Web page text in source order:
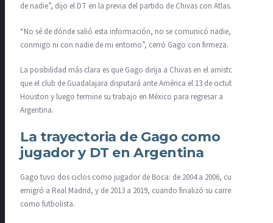
de nadie”, dijo el DT en la previa del partido de Chivas con Atlas.
“No sé de dónde salió esta información, no se comunicó nadie, ni
conmigo ni con nadie de mi entorno”, cerró Gago con firmeza.
La posibilidad más clara es que Gago dirija a Chivas en el amistoso
que el club de Guadalajara disputará ante América el 13 de octubre en
Houston y luego termine su trabajo en México para regresar a
Argentina.
La trayectoria de Gago como
jugador y DT en Argentina
Gago tuvo dos ciclos como jugador de Boca: de 2004 a 2006, cuando
emigró a Real Madrid, y de 2013 a 2019, cuando finalizó su carrera
como futbolista.